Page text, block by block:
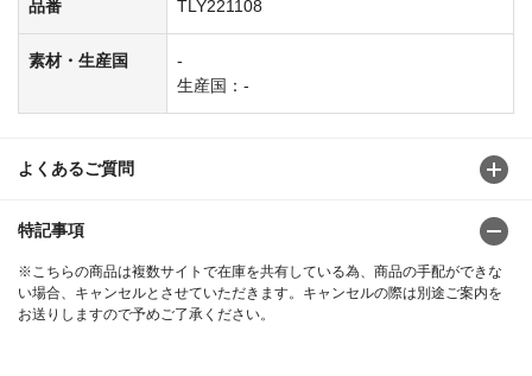
品番 TLY221108
素材・生産国
-
生産国：-
よくあるご質問
特記事項
※こちらの商品は複数サイトで在庫を共有している為、商品の手配ができな
い場合、キャンセルとさせていただきます。キャンセルの際は別途ご案内を
お送りしますので予めご了承ください。